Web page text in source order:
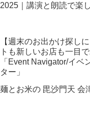
2025｜講演と朗読で楽
【週末のお出かけ探し
トも新しいお店も一目で
「Event Navigator/イベ
ター」
麺とお米の 毘沙門天 会